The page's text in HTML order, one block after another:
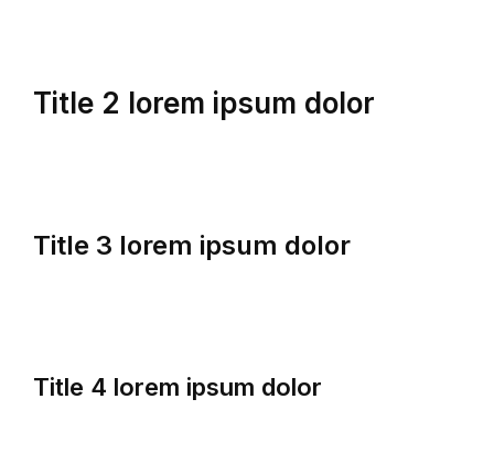
Title 2 lorem ipsum dolor
Title 3 lorem ipsum dolor
Title 4 lorem ipsum dolor